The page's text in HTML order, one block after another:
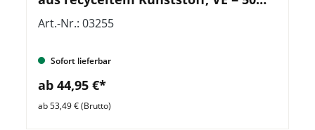
Stück
Art.-Nr.: 03255
Sofort lieferbar
ab 44,95 €*
ab 53,49 € (Brutto)